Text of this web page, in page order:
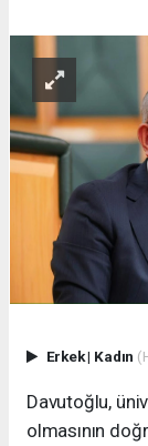
Erkek| Kadın
Davutoğlu,
olmasının